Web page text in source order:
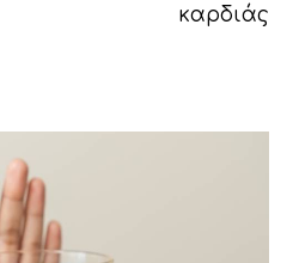
καρδιάς